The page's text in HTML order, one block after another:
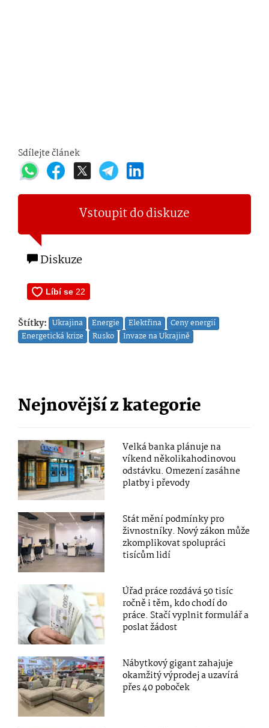
Sdílejte článek
Vstoupit do diskuze
Diskuze
Štítky: Ukrajina Energie Elektřina
Ceny energií
Energetická krize
Rusko Invaze na Ukrajině
Nejnovější z kategorie
Velká banka plánuje na
víkend několikahodinovou
odstávku. Omezení zasáhne
platby i převody
Stát mění podmínky pro
živnostníky. Nový zákon může
zkomplikovat spolupráci
tisícům lidí
Úřad práce rozdává 50 tisíc
ročně i těm, kdo chodí do
práce. Stačí vyplnit formulář a
poslat žádost
Nábytkový gigant zahajuje
okamžitý výprodej a uzavírá
přes 40 poboček